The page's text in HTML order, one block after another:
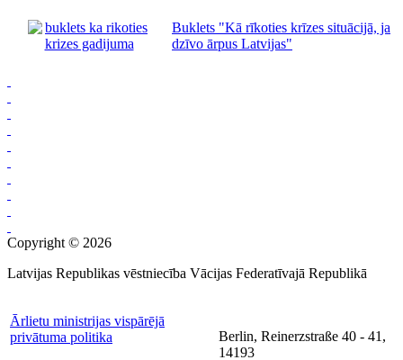
Buklets "Kā rīkoties krīzes situācijā, ja
dzīvo ārpus Latvijas"
Copyright © 2026
Latvijas Republikas vēstniecība Vācijas Federatīvajā Republikā
Ārlietu ministrijas vispārējā
privātuma politika
Berlin, Reinerzstraße 40 - 41,
14193